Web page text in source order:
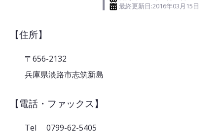
最終更新日:2016年03月15日
【住所】
〒656-2132
兵庫県淡路市志筑新島
【電話・ファックス】
Tel 0799-62-5405